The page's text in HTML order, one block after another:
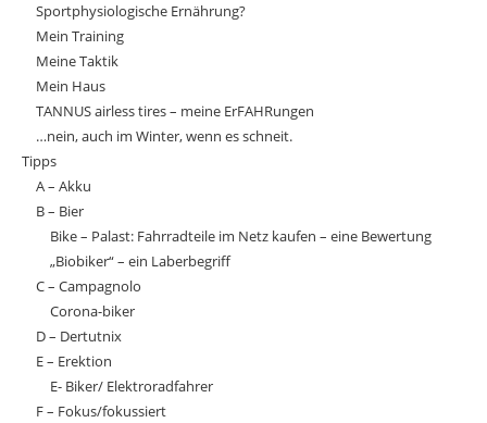
Sportphysiologische Ernährung?
Mein Training
Meine Taktik
Mein Haus
TANNUS airless tires – meine ErFAHRungen
…nein, auch im Winter, wenn es schneit.
Tipps
A – Akku
B – Bier
Bike – Palast: Fahrradteile im Netz kaufen – eine Bewertung
„Biobiker“ – ein Laberbegriff
C – Campagnolo
Corona-biker
D – Dertutnix
E – Erektion
E- Biker/ Elektroradfahrer
F – Fokus/fokussiert